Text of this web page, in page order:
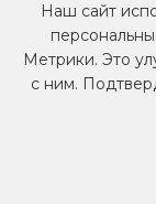
МЫ В
2026 © Интернет-
Наш сайт
Метрики. Это
с ним.